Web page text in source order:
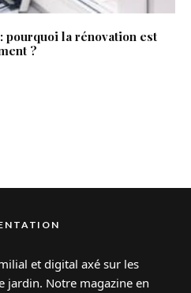
la rénovation est
?
et digital axé sur les
jardin. Notre magazine en